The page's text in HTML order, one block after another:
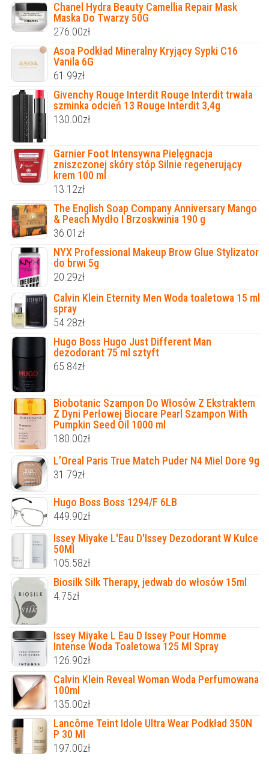
Chanel Hydra Beauty Camellia Repair Mask
Maska Do Twarzy 50G
276.00zł
Asoa Podkład Mineralny Kryjący Sypki C16
Vanila 6G
61.99zł
Givenchy Rouge Interdit Rouge Interdit trwała
szminka odcień 13 Rouge Interdit 3,4g
130.00zł
Garnier Foot Intensywna Pielęgnacja
zniszczonej skóry stóp Silnie regenerujący
krem 100 ml
13.12zł
The English Soap Company Anniversary Mango
& Peach Mydło I Brzoskwinia 190 g
36.01 zł
NYX Professional Makeup Brow Glue Stylizator
do brwi 5g
20.29zł
Calvin Klein Eternity Men Woda toaletowa 15 ml
spray
54.28zł
Hugo Boss Hugo Just Different Man
dezodorant 75 ml sztyft
65.84zł
Biobotanic Szampon Do Włosów Z Ekstraktem
Z Dyni Perłowej Biocare Pearl Szampon With
Pumpkin Seed Oil 1000 ml
180.00zł
L’Oreal Paris True Match Puder N4 Miel Dore 9g
31.79zł
Hugo Boss Boss 1294/F 6LB
449.90zł
Issey Miyake L'Eau D'Issey Dezodorant W Kulce
50Ml
105.58zł
Biosilk Silk Therapy, jedwab do włosów 15ml
4.75zł
Issey Miyake L Eau D Issey Pour Homme
Intense Woda Toaletowa 125 Ml Spray
126.90zł
Calvin Klein Reveal Woman Woda Perfumowana
100ml
135.00zł
Lancôme Teint Idole Ultra Wear Podkład 350N
P 30 Ml
197.00zł